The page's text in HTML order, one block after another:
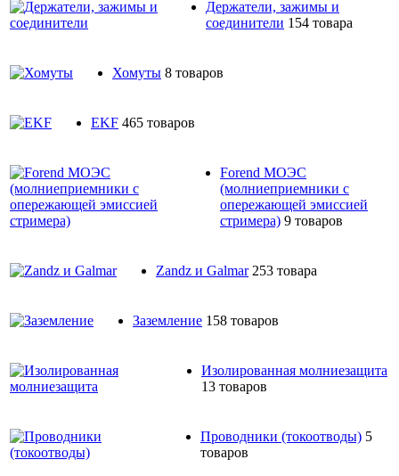
Держатели, зажимы и
соединители 154 товара
Хомуты 8 товаров
EKF 465 товаров
Forend МОЭС
(молниеприемники с
опережающей эмиссией
стримера) 9 товаров
Zandz и Galmar 253 товара
Заземление 158 товаров
Изолированная молниезащита
13 товаров
Проводники (токоотводы) 5
товаров